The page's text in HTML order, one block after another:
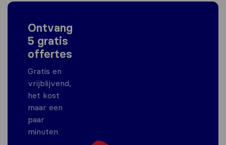
Ontvang
5 gratis
offertes
Gratis en
vrijblijvend,
het kost
maar een
paar
minuten